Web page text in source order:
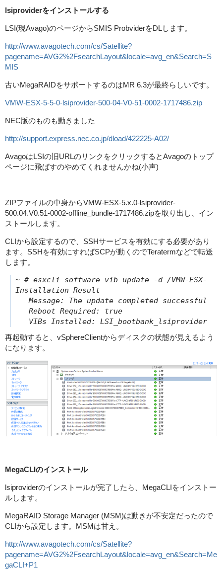
lsiproviderをインストールする
LSI(現Avago)のページからSMIS ProbviderをDLします。
http://www.avagotech.com/cs/Satellite?
pagename=AVG2%2FsearchLayout&locale=avg_en&Search=S
MIS
古いMegaRAIDをサポートするのはMR 6.3が最終らしいです。
VMW-ESX-5-5-0-lsiprovider-500-04-V0-51-0002-1717486.zip
NEC版のものも動きました
http://support.express.nec.co.jp/dload/422225-A02/
AvagoはLSIの旧URLのリンクをクリックするとAvagoのトップ
ページに飛ばすのやめてくれませんかね(小声)
ZIPファイルの中身からVMW-ESX-5.x.0-lsiprovider-
500.04.V0.51-0002-offline_bundle-1717486.zipを取り出し、イン
ストールします。
CLIから設定するので、SSHサービスを有効にする必要があり
ます。SSHを有効にすればSCPが動くのでTeratermなどで転送
します。
~ # esxcli software vib update -d /VMW-ESX-
Installation Result
Message: The update completed
   Reboot Required: true
VIBs Installed:
再起動すると、vSphereClientからディスクの状態が見えるよう
になります。
MegaCLIのインストール
lsiproviderのインストールが完了したら、MegaCLIをインストー
ルします。
MegaRAID Storage Manager (MSM)は動きが不安定だったので
CLIから設定します。MSMは甘え。
http://www.avagotech.com/cs/Satellite?
pagename=AVG2%2FsearchLayout&locale=avg_en&Search=Me
gaCLI+P1